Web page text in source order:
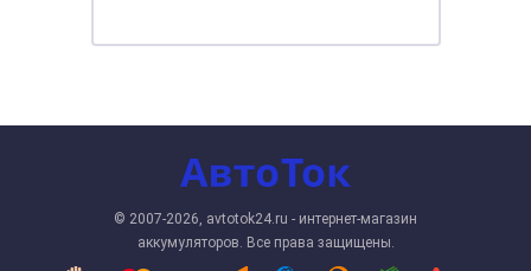
© 2007-2026, avtotok24.ru - интернет-магазин
аккумуляторов. Все права защищены.